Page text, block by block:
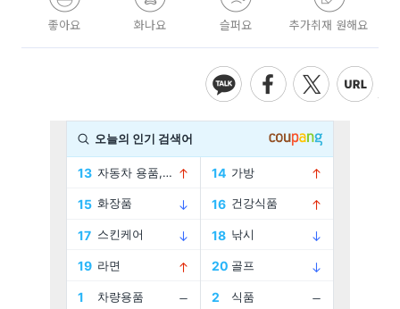
좋아요 화나요 슬퍼요 추가취재 원해요